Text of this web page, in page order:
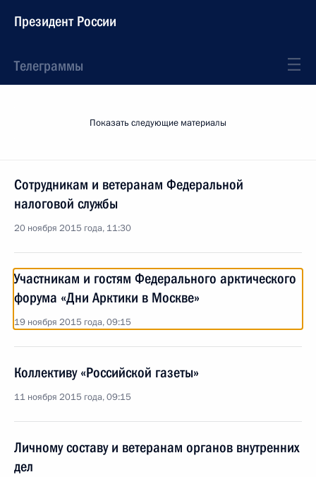
Президент России
Телеграммы
Показать следующие материалы
Сотрудникам и ветеранам Федеральной
налоговой службы
20 ноября 2015 года, 11:30
Участникам и гостям Федерального арктического
форума «Дни Арктики в Москве»
19 ноября 2015 года, 09:15
Коллективу «Российской газеты»
11 ноября 2015 года, 09:15
Личному составу и ветеранам органов внутренних
дел